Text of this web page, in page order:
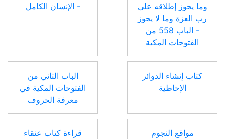
وما يجوز إطلاقه على
رب العزة وما لا يجوز
- الباب 558 من
الفتوحات المكية
- الإنسان الكامل
كتاب إنشاء الدوائر
الإحاطية
الباب الثاني من
الفتوحات المكية في
معرفة الحروف
مواقع النجوم
قراءة كتاب عنقاء